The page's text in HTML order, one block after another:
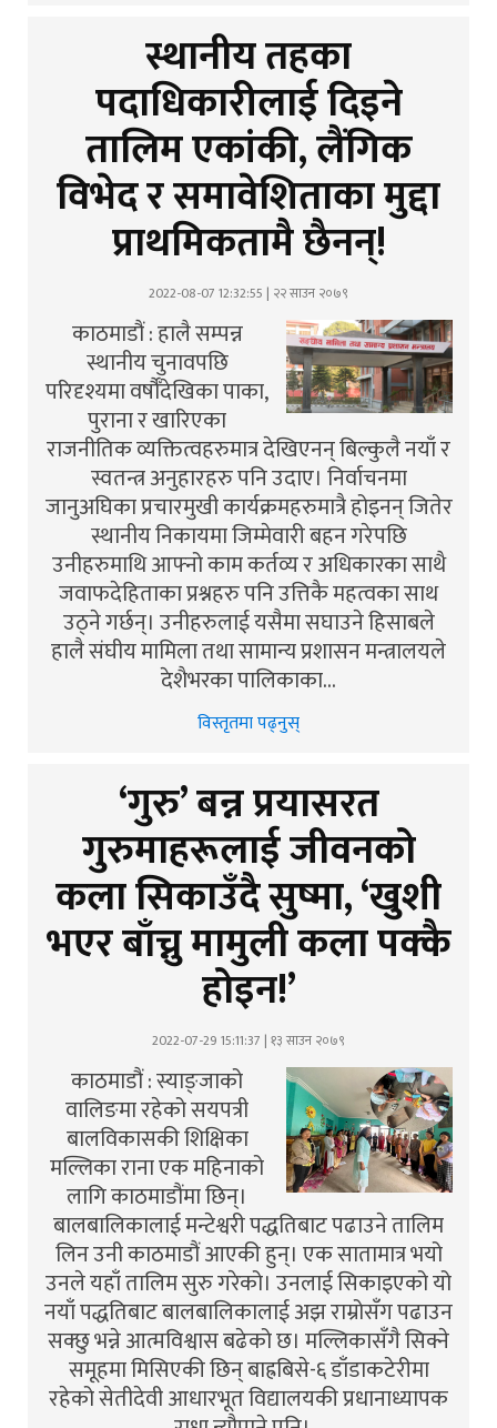
स्थानीय तहका
पदाधिकारीलाई दिइने
तालिम एकांकी, लैंगिक
विभेद र समावेशिताका मुद्दा
प्राथमिकतामै छैनन्!
2022-08-07 12:32:55 | २२ साउन २०७९
काठमाडौं : हालै सम्पन्न
स्थानीय चुनावपछि
परिदृश्यमा वर्षौँदेखिका पाका,
पुराना र खारिएका
राजनीतिक व्यक्तित्वहरुमात्र देखिएनन् बिल्कुलै नयाँ र
स्वतन्त्र अनुहारहरु पनि उदाए। निर्वाचनमा
जानुअघिका प्रचारमुखी कार्यक्रमहरुमात्रै होइनन् जितेर
स्थानीय निकायमा जिम्मेवारी बहन गरेपछि
उनीहरुमाथि आफ्नो काम कर्तव्य र अधिकारका साथै
जवाफदेहिताका प्रश्नहरु पनि उत्तिकै महत्वका साथ
उठ्ने गर्छन्। उनीहरुलाई यसैमा सघाउने हिसाबले
हालै संघीय मामिला तथा सामान्य प्रशासन मन्त्रालयले
देशैभरका पालिकाका…
विस्तृतमा पढ्नुस्
‘गुरु’ बन्न प्रयासरत
गुरुमाहरूलाई जीवनको
कला सिकाउँदै सुष्मा, ‘खुशी
भएर बाँच्नु मामुली कला पक्कै
होइन!’
2022-07-29 15:11:37 | १३ साउन २०७९
काठमाडौं : स्याङ्जाको
वालिङमा रहेको सयपत्री
बालविकासकी शिक्षिका
मल्लिका राना एक महिनाको
लागि काठमाडौंमा छिन्।
बालबालिकालाई मन्टेश्वरी पद्धतिबाट पढाउने तालिम
लिन उनी काठमाडौं आएकी हुन्। एक सातामात्र भयो
उनले यहाँ तालिम सुरु गरेको। उनलाई सिकाइएको यो
नयाँ पद्धतिबाट बालबालिकालाई अझ राम्रोसँग पढाउन
सक्छु भन्ने आत्मविश्वास बढेको छ। मल्लिकासँगै सिक्ने
समूहमा मिसिएकी छिन् बाह्रबिसे-६ डाँडाकटेरीमा
रहेको सेतीदेवी आधारभूत विद्यालयकी प्रधानाध्यापक